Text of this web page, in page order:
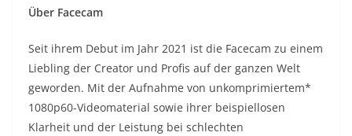
Über Facecam
Seit ihrem Debut im Jahr 2021 ist die Facecam zu einem
Liebling der Creator und Profis auf der ganzen Welt
geworden. Mit der Aufnahme von unkomprimiertem*
1080p60-Videomaterial sowie ihrer beispiellosen
Klarheit und der Leistung bei schlechten